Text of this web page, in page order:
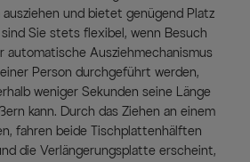
und bietet genügend Platz
Sie stets flexibel, wenn Besuch
automatische Ausziehmechanismus
Person durchgeführt werden,
weniger Sekunden seine Länge
kann. Durch das Ziehen an einem
fahren beide Tischplattenhälften
die Verlängerungsplatte erscheint,